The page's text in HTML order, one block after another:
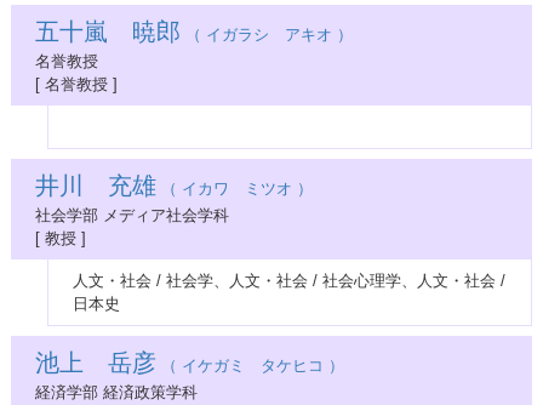
五十嵐 暁郎 （ イガラシ アキオ ）
名誉教授
[ 名誉教授 ]
井川 充雄 （ イカワ ミツオ ）
社会学部 メディア社会学科
[ 教授 ]
人文・社会 / 社会学、人文・社会 / 社会心理学、人文・社会 /
日本史
池上 岳彦 （ イケガミ タケヒコ ）
経済学部 経済政策学科